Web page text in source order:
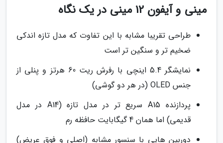
مینی و آیفون 12 مینی در یک نگاه
طراحی تقریبا مشابه با این تفاوت که مدل تازه اندکی
ضخیم تر و سنگین تر است
نمایشگر 5.4 اینچی با رفرش ریت 60 هرتز و پنلی از
جنس OLED (در هر دو گوشی)
پردازنده A15 سریع تر در مدل تازه (A14 در مدل
قدیمی) اما همان 4 گیگابایت حافظه رم
دوربین هایی با سنسور مشابه (اصلی و فوق عریض)